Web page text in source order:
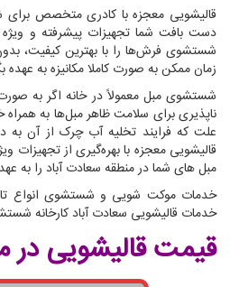
قالیشویی معجزه با کادری متخصص
دست بافت شما تجهیزات پیشرفته و ویژه
شستشوی فرش‌ها را با بهترین کیفیت،
زمان ممکن به صورت کاملا مکانیزه به عهده
شستشوی مبل معمولاً در خانه اگر به
ناپذیری برای سلامت ظاهر مبل‌ها به
علت که فرایند تخلیه آب چرک از آن به
قالیشویی معجزه با بهره‌گیری از
مبل های شما در منطقه سعادت آباد را به
خدمات موکت شویی و شستشوی انواع
خدمات قالیشویی سعادت آباد کارخانه
قیمت قالیشویی در